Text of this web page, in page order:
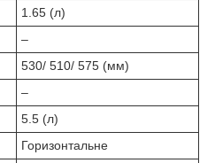
1.65 (л)
–
530/ 510/ 575 (мм)
–
5.5 (л)
Горизонтальне